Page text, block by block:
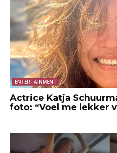
ENTERTAINMENT
Actrice Katja
foto: “Voel me lekker